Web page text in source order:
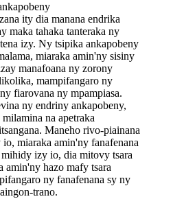
ity dia manana endrika
maka tahaka tanteraka ny
izy. Ny tsipika ankapobeny
miaraka amin'ny sisiny
manafoana ny zorony
mampifangaro ny
fiarovana ny mpampiasa.
ny endriny ankapobeny,
na apetraka
Maneho rivo-piainana
miaraka amin'ny fanafenana
izy io, dia mitovy tsara
amin'ny hazo mafy tsara
ny fanafenana sy ny
trano.